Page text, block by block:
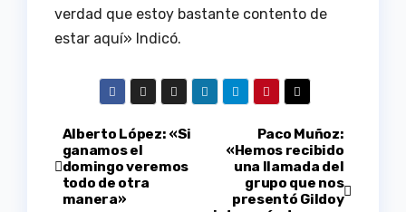
verdad que estoy bastante contento de
estar aquí» Indicó.
Navegación
de
Paco Muñoz:
«Hemos recibido
una llamada del
grupo que nos
presentó Gildoy
Alberto López: «Si
ganamos el
domingo veremos
todo de otra
manera»